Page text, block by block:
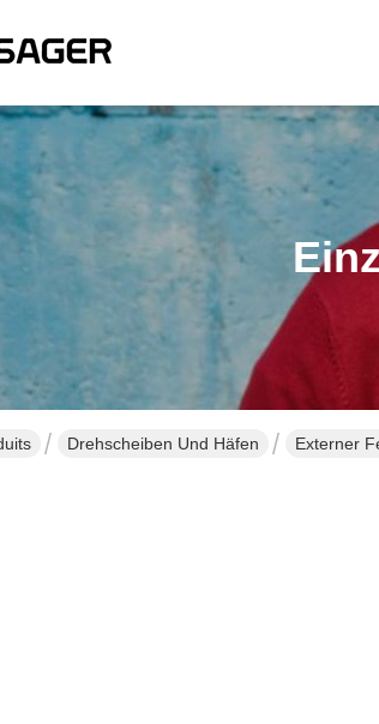
Drehscheiben Und Häfen Externer